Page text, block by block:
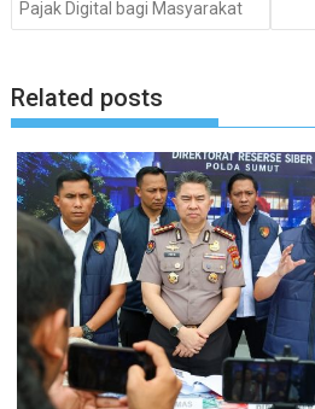
Pajak Digital bagi Masyarakat
Related posts